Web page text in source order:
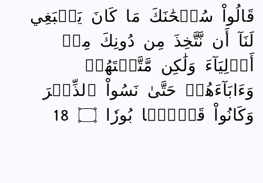
قَالُواْ سُبۡحَٰنَكَ مَا كَانَ يَنۢبَغِي
لَنَآ أَن نَّتَّخِذَ مِن دُونِكَ مِنۡ
أَوۡلِيَآءَ وَلَٰكِن مَّتَّعۡتَهُمۡ
وَءَابَآءَهُمۡ حَتَّىٰ نَسُواْ ٱلذِّكۡرَ
وَكَانُواْ قَوۡمَۢا بُورٗا ۝ 18